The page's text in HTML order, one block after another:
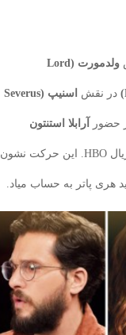
ولدمورت (Lord
در نقش اسنیپ (Severus
حضور آرابلا استنتون
، هم توی کتاب صوتی و هم توی سریال HBO. این حرکت نشون